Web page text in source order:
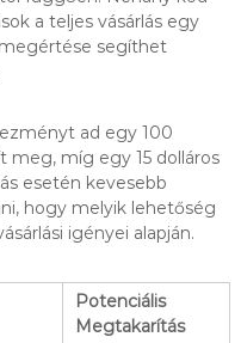
a teljes vásárlás egy
segíthet
ad egy 100
meg, míg egy 15 dolláros
esetén kevesebb
hogy melyik lehetőség
igényei alapján.
Potenciális
Megtakarítás